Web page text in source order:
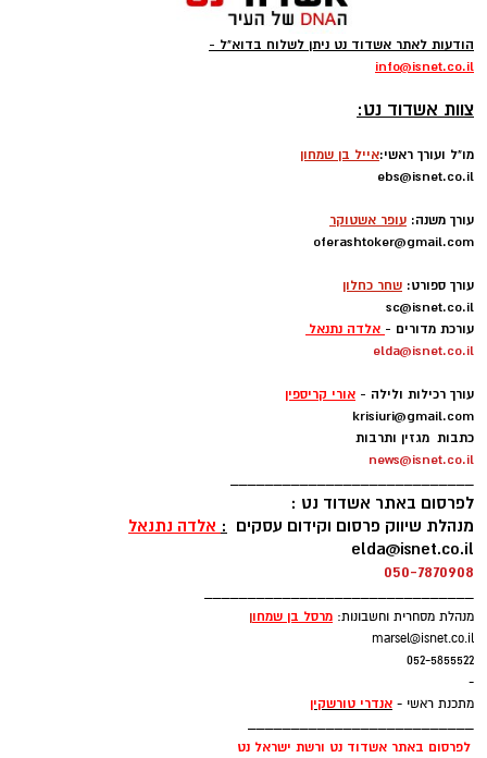
נט .
הודעות לאתר אשדוד נט ניתן לשלוח בדוא"ל -
info@isnet.co.il
צוות אשדוד נט:
מו"ל ועורך ראשי:אייל בן שמחון
ebs@isnet.co.il
עורך משנה: עופר אשטוקר
oferashtoker@gmail.com
עורך ספורט: שחר כחלון
sc@isnet.co.il
עורכת מדורים - אלדה נתנאל
elda@isnet.co.il
עורך רכילות ולילה - אורי קריספין
krisiuri@gmail.com
כתבות מגזין ותרבות
news@isnet.co.il
____________________________
לפרסום באתר אשדוד נט :
מנהלת שיווק פרסום וקידום עסקים : אלדה נתנאל
elda@isnet.co.il
050-7870908
_______________________________
מנהלת מסחרית וחשבונות: מרסל בן שמחון
marsel@isnet.co.il
052-5855522
-
מתכנת ראשי - אנדרי טורשקין
__________________________
לפרסום באתר אשדוד נט ורשת ישראל נט